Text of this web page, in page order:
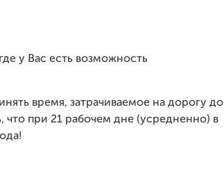
у Вас есть возможность
время, затрачиваемое на дорогу до
что при 21 рабочем дне (усредненно) в